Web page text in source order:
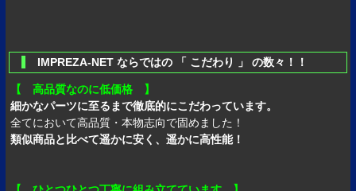
IMPREZA-NET ならではの 「 こだわり 」 の数々！！
【 高品質なのに低価格 】
細かなパーツに至るまで徹底的にこだわっています。
全てにおいて高品質・本物志向で固めました！
類似商品と比べて遥かに安く、遥かに高性能！